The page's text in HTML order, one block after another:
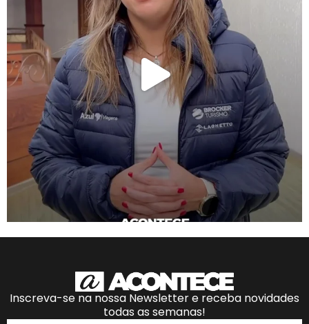
Inscreva-se na nossa Newsletter e receba novidades
todas as semanas!